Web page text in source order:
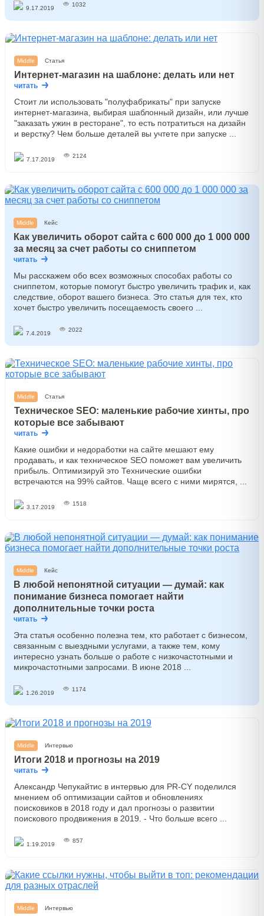
9.17.2019
1032
Middle Статья
Интернет-магазин на шаблоне: делать или нет
читать
Стоит ли использовать "полуфабрикаты" при запуске
интернет-магазина, выбирая шаблонный дизайн, или лучше
"заказать ужин в ресторане", то есть потратиться на дизайн
и верстку? Чем больше деталей вы учтете при запуске ...
7.17.2019
2124
Middle Кейс
Как увеличить оборот сайта с 600 000 до 1 000 000
за месяц за счет работы со сниппетом
читать
Мы расскажем обо всех возможных способах работы со
сниппетом, которые помогут быстро увеличить трафик и, как
следствие, оборот вашего бизнеса. Это статья для тех, кто
хочет быстро увеличить посещаемость своего ...
7.4.2019
2022
Middle Статья
Техническое SEO: маленькие рабочие хинты, про
которые все забывают
читать
Какие ошибки и недоработки на сайте мешают ему
продавать, и как техническое SEO поможет вам увеличить
прибыль. Оптимизируй это Технические ошибки
встречаются на 99% сайтов. Чаще всего с ними мирятся, ...
3.17.2019
1518
Middle Кейс
В любой непонятной ситуации — думай: как
понимание бизнеса помогает найти
дополнительные точки роста
читать
Эта статья особенно полезна тем, кто работает с бизнесом,
связанным с выездными услугами, а также тем, кому
интересно узнать больше о работе с низкочастотными и
микрочастотными запросами. В июне 2018 ...
1.26.2019
1174
Middle Интервью
Итоги 2018 и прогнозы на 2019
читать
Александр Чепукайтис в интервью для PR-CY поделился
мнением об оптимизации сайтов и обновлениях
поисковиков в 2018 году и дал прогнозы о развитии
поискового продвижения в 2019. - Что больше всего ...
1.19.2019
857
Middle Интервью